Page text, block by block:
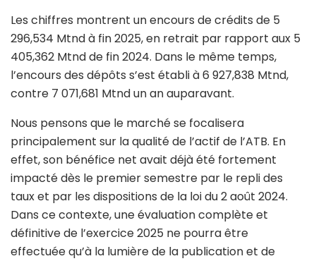
Les chiffres montrent un encours de crédits de 5
296,534 Mtnd à fin 2025, en retrait par rapport aux 5
405,362 Mtnd de fin 2024. Dans le même temps,
l’encours des dépôts s’est établi à 6 927,838 Mtnd,
contre 7 071,681 Mtnd un an auparavant.
Nous pensons que le marché se focalisera
principalement sur la qualité de l’actif de l’ATB. En
effet, son bénéfice net avait déjà été fortement
impacté dès le premier semestre par le repli des
taux et par les dispositions de la loi du 2 août 2024.
Dans ce contexte, une évaluation complète et
définitive de l’exercice 2025 ne pourra être
effectuée qu’à la lumière de la publication et de